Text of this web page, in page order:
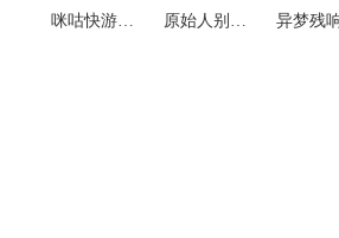
咪咕快游极速版 原始人别嚣张安卓直装版